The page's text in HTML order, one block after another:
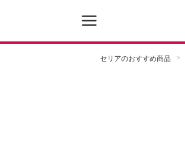
セリアのおすすめ商品